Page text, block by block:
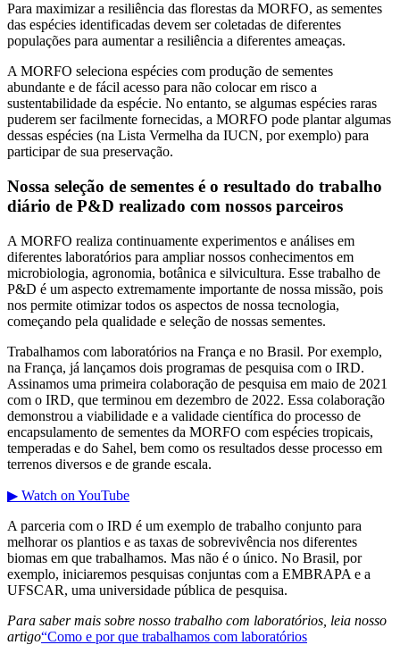
Para maximizar a resiliência das florestas da MORFO, as sementes
das espécies identificadas devem ser coletadas de diferentes
populações para aumentar a resiliência a diferentes ameaças.
A MORFO seleciona espécies com produção de sementes
abundante e de fácil acesso para não colocar em risco a
sustentabilidade da espécie. No entanto, se algumas espécies raras
puderem ser facilmente fornecidas, a MORFO pode plantar algumas
dessas espécies (na Lista Vermelha da IUCN, por exemplo) para
participar de sua preservação.
Nossa seleção de sementes é o resultado do trabalho
diário de P&D realizado com nossos parceiros
A MORFO realiza continuamente experimentos e análises em
diferentes laboratórios para ampliar nossos conhecimentos em
microbiologia, agronomia, botânica e silvicultura. Esse trabalho de
P&D é um aspecto extremamente importante de nossa missão, pois
nos permite otimizar todos os aspectos de nossa tecnologia,
começando pela qualidade e seleção de nossas sementes.
Trabalhamos com laboratórios na França e no Brasil. Por exemplo,
na França, já lançamos dois programas de pesquisa com o IRD.
Assinamos uma primeira colaboração de pesquisa em maio de 2021
com o IRD, que terminou em dezembro de 2022. Essa colaboração
demonstrou a viabilidade e a validade científica do processo de
encapsulamento de sementes da MORFO com espécies tropicais,
temperadas e do Sahel, bem como os resultados desse processo em
terrenos diversos e de grande escala.
▶ Watch on YouTube
A parceria com o IRD é um exemplo de trabalho conjunto para
melhorar os plantios e as taxas de sobrevivência nos diferentes
biomas em que trabalhamos. Mas não é o único. No Brasil, por
exemplo, iniciaremos pesquisas conjuntas com a EMBRAPA e a
UFSCAR, uma universidade pública de pesquisa.
Para saber mais sobre nosso trabalho com laboratórios, leia nosso
artigo“Como e por que trabalhamos com laboratórios